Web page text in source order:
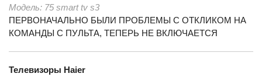
Модель: 75 smart tv s3
ПЕРВОНАЧАЛЬНО БЫЛИ ПРОБЛЕМЫ С ОТКЛИКОМ НА
КОМАНДЫ С ПУЛЬТА, ТЕПЕРЬ НЕ ВКЛЮЧАЕТСЯ
Телевизоры Haier